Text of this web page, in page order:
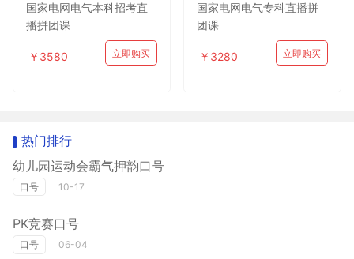
国家电网电气本科招考直
播拼团课
￥3580 立即购买
国家电网电气专科直播拼
团课
￥3280 立即购买
热门排行
幼儿园运动会霸气押韵口号
口号 10-17
PK竞赛口号
口号 06-04